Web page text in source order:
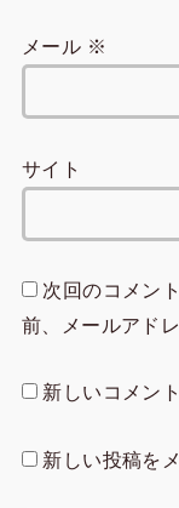
メール ※
サイト
次回のコメン
前、メールアド
新しいコメン
新しい投稿を